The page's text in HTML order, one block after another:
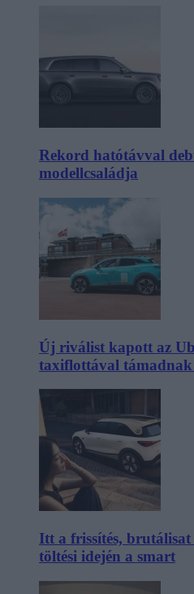
Rekord hatótávval
modellcsaládja
Új riválist kapott az
taxiflottával
Itt a frissítés,
töltési idején a smart